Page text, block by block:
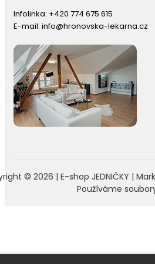
Infolinka: +420 774 675 615
E-mail: info@hronovska-lekarna.cz
© 2026 | E-shop JEDNIČKY |
Používáme